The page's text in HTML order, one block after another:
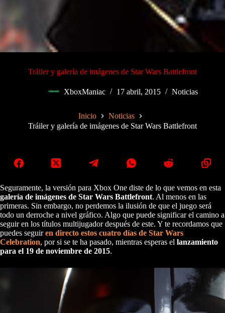
Tráiler y galería de imágenes de Star Wars Battlefront
XboxManiac 17 abril, 2015 Noticias
Inicio
Noticias
Tráiler y galería de imágenes de Star Wars Battlefront
Seguramente, la versión para Xbox One diste de lo que vemos en esta
galería de imágenes de Star Wars Battlefront. Al menos en las
primeras. Sin embargo, no perdemos la ilusión de que el juego será
todo un derroche a nivel gráfico. Algo que puede significar el camino a
seguir en los títulos multijugador después de este. Y te recordamos que
puedes seguiren directo estos cuatro días de Star Wars
Celebration, por si se te ha pasado, mientras esperas el lanzamiento
para el 19 de noviembre de 2015.